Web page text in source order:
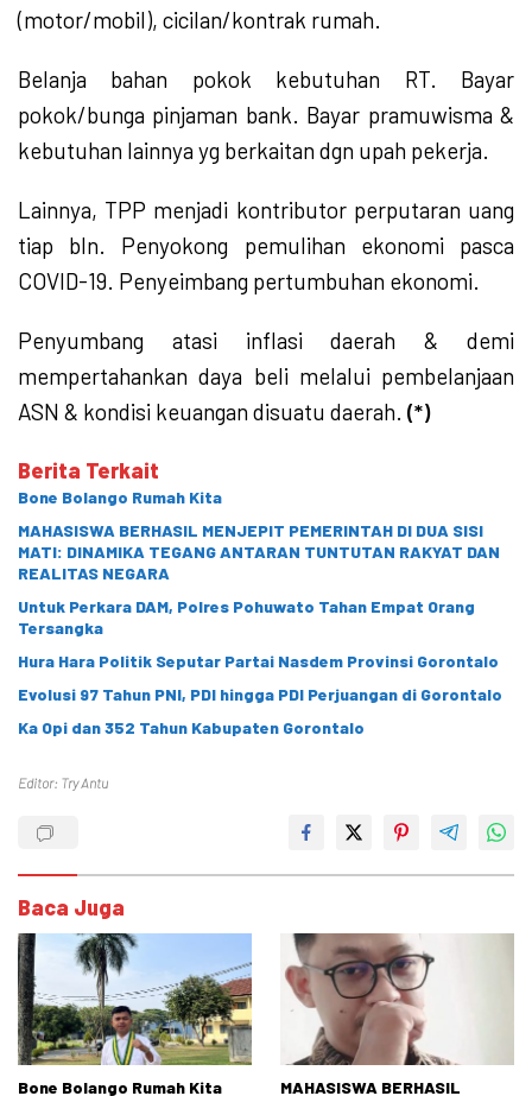
(motor/mobil), cicilan/kontrak rumah.
Belanja bahan pokok kebutuhan RT. Bayar
pokok/bunga pinjaman bank. Bayar pramuwisma &
kebutuhan lainnya yg berkaitan dgn upah pekerja.
Lainnya, TPP menjadi kontributor perputaran uang
tiap bln. Penyokong pemulihan ekonomi pasca
COVID-19. Penyeimbang pertumbuhan ekonomi.
Penyumbang atasi inflasi daerah & demi
mempertahankan daya beli melalui pembelanjaan
ASN & kondisi keuangan disuatu daerah. (*)
Berita Terkait
Bone Bolango Rumah Kita
MAHASISWA BERHASIL MENJEPIT PEMERINTAH DI DUA SISI
MATI: DINAMIKA TEGANG ANTARAN TUNTUTAN RAKYAT DAN
REALITAS NEGARA
Untuk Perkara DAM, Polres Pohuwato Tahan Empat Orang
Tersangka
Hura Hara Politik Seputar Partai Nasdem Provinsi Gorontalo
Evolusi 97 Tahun PNI, PDI hingga PDI Perjuangan di Gorontalo
Ka Opi dan 352 Tahun Kabupaten Gorontalo
Editor: Try Antu
Baca Juga
Bone Bolango Rumah Kita
MAHASISWA BERHASIL